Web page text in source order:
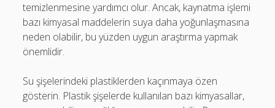
temizlenmesine yardımcı olur. Ancak, kaynatma işlemi
bazı kimyasal maddelerin suya daha yoğunlaşmasına
neden olabilir, bu yüzden uygun araştırma yapmak
önemlidir.
Su şişelerindeki plastiklerden kaçınmaya özen
gösterin. Plastik şişelerde kullanılan bazı kimyasallar,